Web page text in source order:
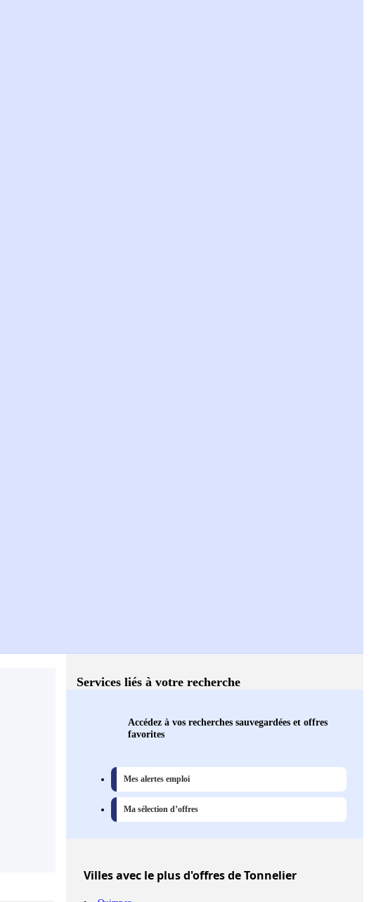
Services liés à votre recherche
Accédez à vos recherches sauvegardées et offres
favorites
Mes alertes emploi
Ma sélection d’offres
Villesavec le plus d'offres de Tonnelier